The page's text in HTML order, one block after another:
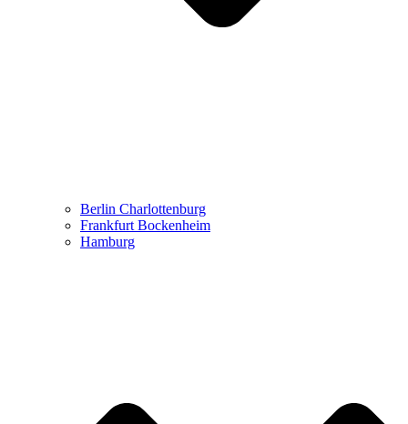
Berlin Charlottenburg
Frankfurt Bockenheim
Hamburg